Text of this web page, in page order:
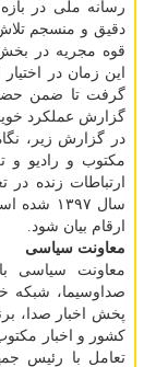
دقیق و منسجم
قوه مجریه در
این زمان در
گرفت تا ضمن
گزارش عملكرد
در گزارش زیر،
مكتوب و رادیو و
ارتباطات زنده
سال
ارقام بیان شود.
معاونت سیاسی
معاونت سیاسی
صداوسیما، شبكه
پخش اخبار صدا،
كشور و اخبار
تعامل با رئیس